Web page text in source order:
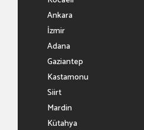
Ankara
İzmir
Adana
Gaziantep
Kastamonu
Siirt
Mardin
Kütahya